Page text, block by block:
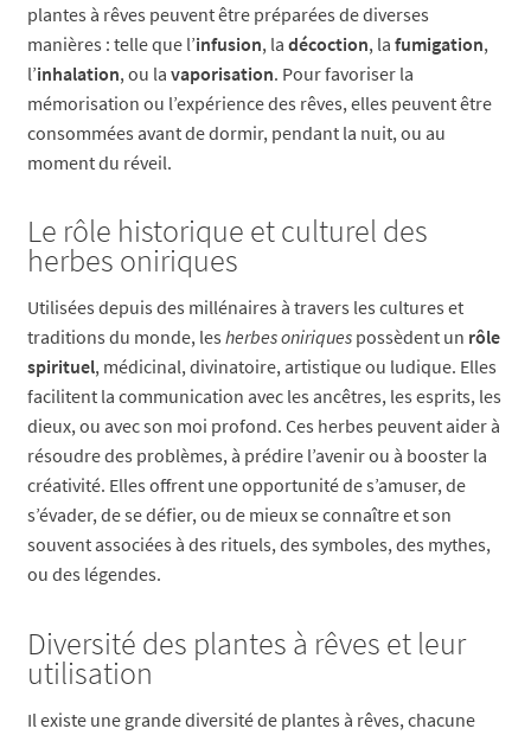
plantes à rêves peuvent être préparées de diverses
manières : telle que l’infusion, la décoction, la fumigation,
l’inhalation, ou la vaporisation. Pour favoriser la
mémorisation ou l’expérience des rêves, elles peuvent être
consommées avant de dormir, pendant la nuit, ou au
moment du réveil.
Le rôle historique et culturel des
herbes oniriques
Utilisées depuis des millénaires à travers les cultures et
traditions du monde, les herbes oniriquespossèdent un rôle
spirituel, médicinal, divinatoire, artistique ou ludique. Elles
facilitent la communication avec les ancêtres, les esprits, les
dieux, ou avec son moi profond. Ces herbes peuvent aider à
résoudre des problèmes, à prédire l’avenir ou à booster la
créativité. Elles offrent une opportunité de s’amuser, de
s’évader, de se défier, ou de mieux se connaître et son
souvent associées à des rituels, des symboles, des mythes,
ou des légendes.
Diversité des plantes à rêves et leur
utilisation
Il existe une grande diversité de plantes à rêves, chacune